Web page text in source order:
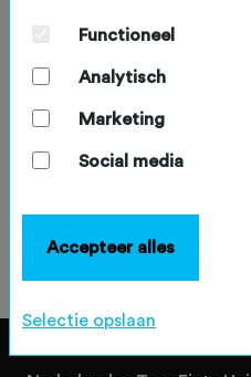
Functioneel
Analytisch
Marketing
Social media
Accepteer alles
Selectie opslaan